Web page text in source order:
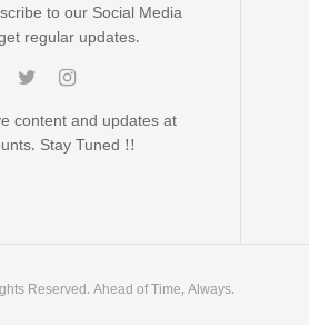
to our Social Media
regular updates.
content and updates at
Stay Tuned !!
Reserved. Ahead of Time, Always.